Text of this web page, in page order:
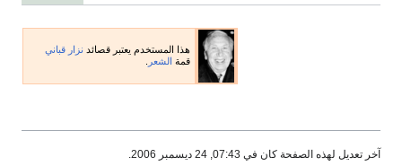
هذا المستخدم يعتبر قصائد نزار قباني
قمة الشعر
آخر تعديل لهذه الصفحة كان في 07:43, 24 ديسمبر 2006.